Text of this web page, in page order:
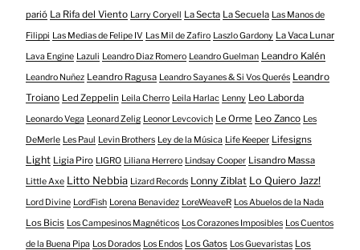
parió La Rifa del Viento Larry Coryell La Secta La Secuela Las Manos de
Filippi Las Medias de Felipe IV Las Mil de Zafiro Laszlo Gardony La Vaca Lunar
Lava Engine Lazuli Leandro Diaz Romero Leandro Guelman Leandro Kalén
Leandro Nuñez Leandro Ragusa Leandro Sayanes & Si Vos Querés Leandro
Troiano Led Zeppelin Leila Cherro Leila Harlac Lenny Leo Laborda
Leonardo Vega Leonard Zelig Leonor Levcovich Le Orme Leo Zanco Les
DeMerle Les Paul Levin Brothers Ley de la Música Life Keeper Lifesigns
Light Ligia Piro LIGRO Liliana Herrero Lindsay Cooper Lisandro Massa
Little Axe Litto Nebbia Lizard Records Lonny Ziblat Lo Quiero Jazz!
Lord Divine LordFish Lorena Benavidez LoreWeaveR Los Abuelos de la Nada
Los Bicis Los Campesinos Magnéticos Los Corazones Imposibles Los Cuentos
de la Buena Pipa Los Dorados Los Endos Los Gatos Los Guevaristas Los